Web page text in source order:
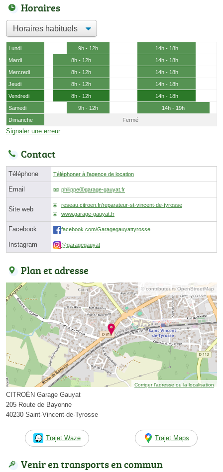
Horaires
Lundi 9h - 12h
14h - 18h
Mardi
8h - 12h
14h - 18h
Mercredi
8h - 12h
14h - 18h
Jeudi
8h - 12h
14h - 18h
Vendredi
8h - 12h
14h - 18h
Samedi
9h - 12h
14h - 19h
Dimanche
Fermé
Signaler une erreur
Contact
Téléphone Téléphoner à l'agence de location
Email philippeⓐgarage-gauyat.fr
Site web
reseau.citroen.fr/reparateur-st-vincent-de-tyrosse
www.garage-gauyat.fr
Facebook facebook.com/Garagegauyattyrosse
Instagram @garagegauyat
Plan et adresse
© contributeurs OpenStreetMap
Corriger l’adresse ou la localisation
CITROËN Garage Gauyat
205 Route de Bayonne
40230 Saint-Vincent-de-Tyrosse
Trajet Waze Trajet Maps
Venir en transports en commun